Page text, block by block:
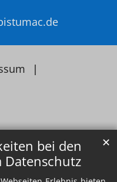
bei den
Datenschutz
✕